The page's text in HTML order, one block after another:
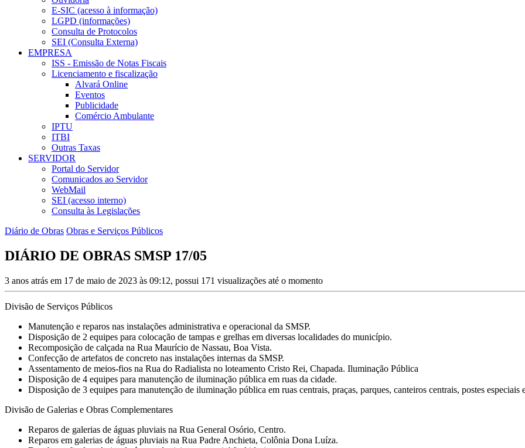
E-SIC (acesso à informação)
LGPD (informações)
Consulta de Protocolos
SEI (Consulta Externa)
EMPRESA
ISS - Emissão de Notas Fiscais
Licenciamento e fiscalização
Alvará Online
Eventos
Publicidade
Comércio Ambulante
IPTU
ITBI
Outras Taxas
SERVIDOR
Portal do Servidor
Comunicados ao Servidor
WebMail
SEI (acesso interno)
Consulta às Legislações
Diário de Obras Obras e Serviços Públicos
DIÁRIO DE OBRAS SMSP 17/05
3 anos atrás em 17 de maio de 2023 às 09:12, possui 171 visualizações até o momento
Divisão de Serviços Públicos
Manutenção e reparos nas instalações administrativa e operacional da SMSP.
Disposição de 2 equipes para colocação de tampas e grelhas em diversas localidades do município.
Recomposição de calçada na Rua Maurício de Nassau, Boa Vista.
Confecção de artefatos de concreto nas instalações internas da SMSP.
Assentamento de meios-fios na Rua do Radialista no loteamento Cristo Rei, Chapada. Iluminação Pública
Disposição de 4 equipes para manutenção de iluminação pública em ruas da cidade.
Disposição de 3 equipes para manutenção de iluminação pública em ruas centrais, praças, parques, canteiros centrais, postes
Divisão de Galerias e Obras Complementares
Reparos de galerias de águas pluviais na Rua General Osório, Centro.
Reparos em galerias de águas pluviais na Rua Padre Anchieta, Colônia Dona Luíza.